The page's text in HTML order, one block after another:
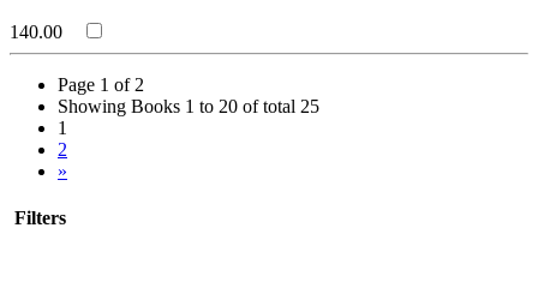
140.00
Page 1 of 2
Showing Books 1 to 20 of total 25
1
2
»
Filters